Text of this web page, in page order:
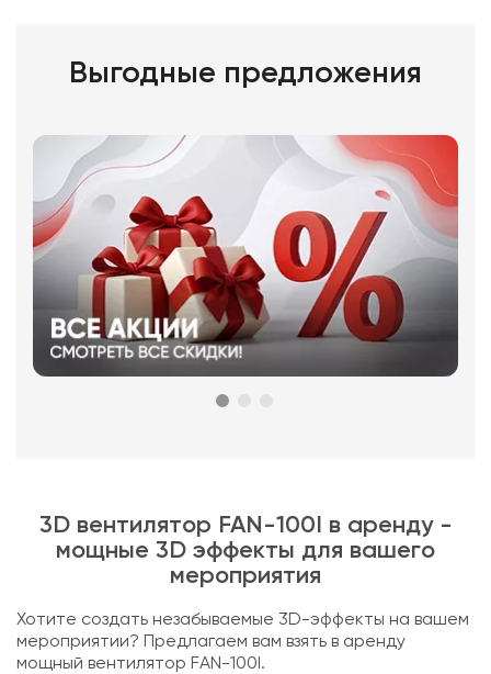
Выгодные предложения
3D вентилятор FAN-100I в аренду -
мощные 3D эффекты для вашего
мероприятия
Хотите создать незабываемые 3D-эффекты на вашем
мероприятии? Предлагаем вам взять в аренду
мощный вентилятор FAN-100I.